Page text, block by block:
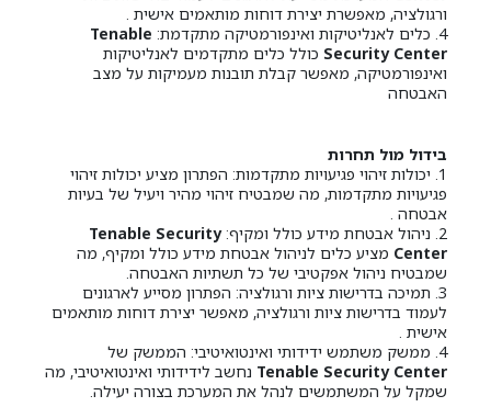
ורגולציה, מאפשרת יצירת דוחות מותאמים אישית .
4. כלים לאנליטיקות ואינפורמטיקה מתקדמת:
Tenable
Security Center כולל כלים מתקדמים לאנליטיקות
ואינפורמטיקה, מאפשר קבלת תובנות מעמיקות על מצב
האבטחה
בידול מול תחרות
1. יכולות זיהוי פגיעויות מתקדמות: הפתרון מציע יכולות זיהוי
פגיעויות מתקדמות, מה שמבטיח זיהוי מהיר ויעיל של בעיות
אבטחה .
2. ניהול אבטחת מידע כולל ומקיף:
Tenable Security
Center מציע כלים לניהול אבטחת מידע כולל ומקיף, מה
שמבטיח ניהול אפקטיבי של כל תשתיות האבטחה.
3. תמיכה בדרישות ציות ורגולציה: הפתרון מסייע לארגונים
לעמוד בדרישות ציות ורגולציה, מאפשר יצירת דוחות מותאמים
אישית .
4. ממשק משתמש ידידותי ואינטואיטיבי: הממשק של
Tenable Security Center נחשב לידידותי ואינטואיטיבי, מה
שמקל על המשתמשים לנהל את המערכת בצורה יעילה.